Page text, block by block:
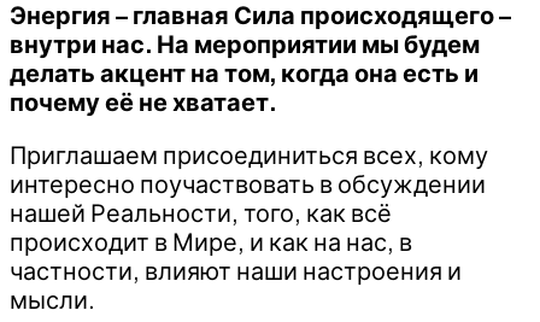
Энергия – главная Сила происходящего –
внутри нас. На мероприятии мы будем
делать акцент на том, когда она есть и
почему её не хватает.
Приглашаем присоединиться всех, кому
интересно поучаствовать в обсуждении
нашей Реальности, того, как всё
происходит в Мире, и как на нас, в
частности, влияют наши настроения и
мысли.